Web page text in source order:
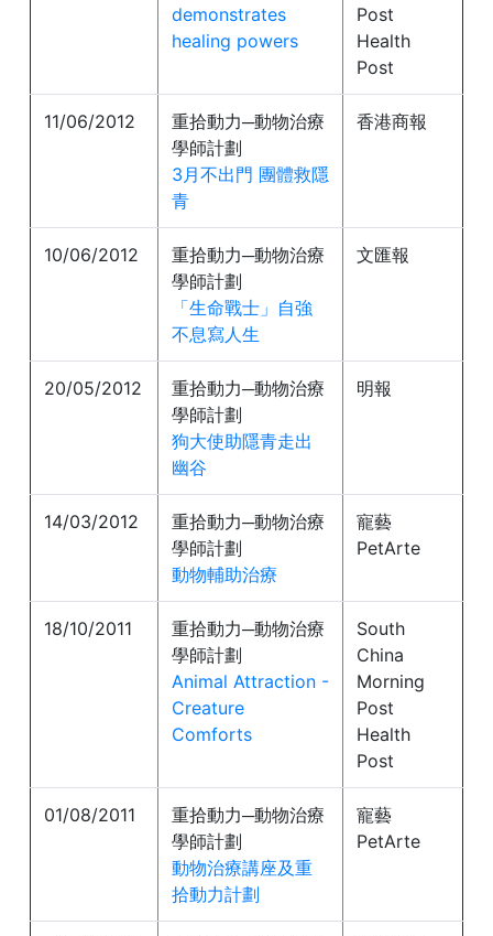
demonstrates
healing powers
Post
Health
Post
11/06/2012
重拾動力─動物治療
學師計劃
3月不出門 團體救隱
青
香港商報
10/06/2012
重拾動力─動物治療
學師計劃
「生命戰士」自強
不息寫人生
文匯報
20/05/2012
重拾動力─動物治療
學師計劃
狗大使助隱青走出
幽谷
明報
14/03/2012
重拾動力─動物治療
學師計劃
動物輔助治療
寵藝
PetArte
18/10/2011
重拾動力─動物治療
學師計劃
Animal Attraction -
Creature
Comforts
South
China
Morning
Post
Health
Post
01/08/2011
重拾動力─動物治療
學師計劃
動物治療講座及重
拾動力計劃
寵藝
PetArte